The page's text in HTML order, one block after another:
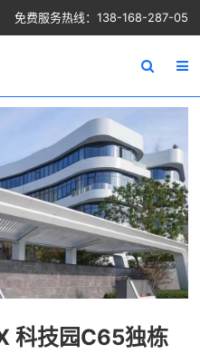
免费服务热线：138-168-287-05
科技园C65独栋